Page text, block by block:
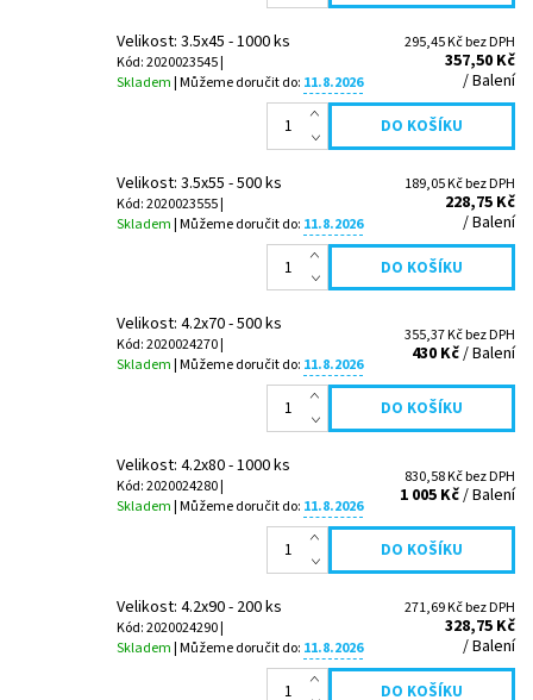
Velikost: 3.5x45 - 1000 ks
Kód: 2020023545 |
Skladem| Můžeme doručit do: 11.8.2026
295,45 Kč bez DPH
357,50 Kč
/ Balení
Velikost: 3.5x55 - 500 ks
Kód: 2020023555 |
Skladem| Můžeme doručit do: 11.8.2026
189,05 Kč bez DPH
228,75 Kč
/ Balení
Velikost: 4.2x70 - 500 ks
Kód: 2020024270 |
Skladem | Můžeme doručit do: 11.8.2026
355,37 Kč bez DPH
430 Kč/ Balení
Velikost: 4.2x80 - 1000 ks
Kód: 2020024280 |
Skladem| Můžeme doručit do: 11.8.2026
830,58 Kč bez DPH
1 005 Kč/ Balení
Velikost: 4.2x90 - 200 ks
Kód: 2020024290 |
Skladem| Můžeme doručit do: 11.8.2026
271,69 Kč bez DPH
328,75 Kč
/ Balení